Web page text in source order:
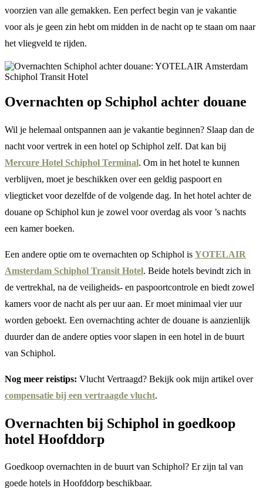
voorzien van alle gemakken. Een perfect begin van je vakantie
voor als je geen zin hebt om midden in de nacht op te staan om naar
het vliegveld te rijden.
Overnachten op Schiphol achter douane
Wil je helemaal ontspannen aan je vakantie beginnen? Slaap dan de
nacht voor vertrek in een hotel op Schiphol zelf. Dat kan bij
Mercure Hotel Schiphol Terminal. Om in het hotel te kunnen
verblijven, moet je beschikken over een geldig paspoort en
vliegticket voor dezelfde of de volgende dag. In het hotel achter de
douane op Schiphol kun je zowel voor overdag als voor ’s nachts
een kamer boeken.
Een andere optie om te overnachten op Schiphol is YOTELAIR
Amsterdam Schiphol Transit Hotel. Beide hotels bevindt zich in
de vertrekhal, na de veiligheids- en paspoortcontrole en biedt zowel
kamers voor de nacht als per uur aan. Er moet minimaal vier uur
worden geboekt. Een overnachting achter de douane is aanzienlijk
duurder dan de andere opties voor slapen in een hotel in de buurt
van Schiphol.
Nog meer reistips: Vlucht Vertraagd? Bekijk ook mijn artikel over
compensatie bij een vertraagde vlucht.
Overnachten bij Schiphol in goedkoop
hotel Hoofddorp
Goedkoop overnachten in de buurt van Schiphol? Er zijn tal van
goede hotels in Hoofddorp beschikbaar.